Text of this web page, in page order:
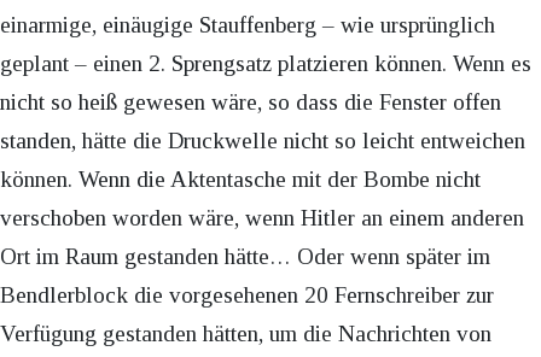
einarmige, einäugige Stauffenberg – wie ursprünglich
geplant – einen 2. Sprengsatz platzieren können. Wenn es
nicht so heiß gewesen wäre, so dass die Fenster offen
standen, hätte die Druckwelle nicht so leicht entweichen
können. Wenn die Aktentasche mit der Bombe nicht
verschoben worden wäre, wenn Hitler an einem anderen
Ort im Raum gestanden hätte… Oder wenn später im
Bendlerblock die vorgesehenen 20 Fernschreiber zur
Verfügung gestanden hätten, um die Nachrichten von